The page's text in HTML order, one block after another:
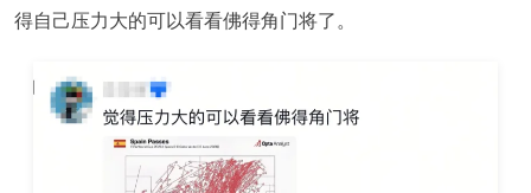
得自己压力大的可以看看佛得角门将了。